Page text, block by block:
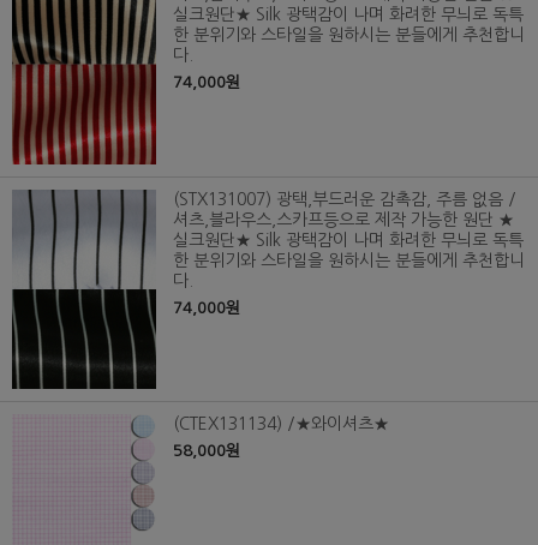
실크원단★ Silk 광택감이 나며 화려한 무늬로 독특
한 분위기와 스타일을 원하시는 분들에게 추천합니
다.
74,000원
(STX131007) 광택,부드러운 감촉감, 주름 없음 /
셔츠,블라우스,스카프등으로 제작 가능한 원단 ★
실크원단★ Silk 광택감이 나며 화려한 무늬로 독특
한 분위기와 스타일을 원하시는 분들에게 추천합니
다.
74,000원
(CTEX131134) /★와이셔츠★
58,000원